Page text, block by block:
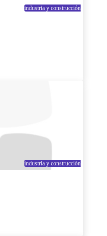
industria y construcción
industria y construcción